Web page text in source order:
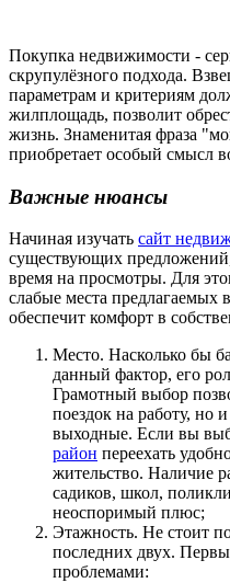
Покупка недвижимости -
скрупулёзного подхода.
параметрам и критериям
жилплощадь, позволит
жизнь. Знаменитая фраза
приобретает особый смысл
Важные нюансы
Начиная изучать сайт
существующих
время на просмотры. Для
слабые места
обеспечит комфорт в
Место. Насколько бы
данный фактор, его
Грамотный выбор
поездок на работу, но
выходные. Если вы
район переехать
жительство. Наличие
садиков, школ,
неоспоримый плюс;
Этажность. Не стоит
последних двух.
проблемами: